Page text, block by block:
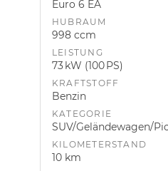
Euro 6 EA
HUBRAUM
998 ccm
LEISTUNG
73 kW (100 PS)
KRAFTSTOFF
Benzin
KATEGORIE
SUV/Geländewagen/
KILOMETERSTAND
10 km